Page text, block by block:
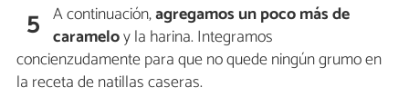
5 A continuación,agregamos un poco más de
carameloy la harina. Integramos
concienzudamente para que no quede ningún grumo en
la receta de natillas caseras.